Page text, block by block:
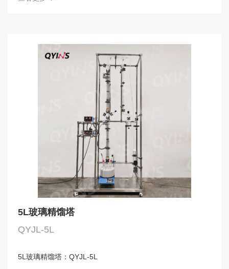
5L玻璃精馏塔
QYJL-5L
5L玻璃精馏塔： QYJL-5L